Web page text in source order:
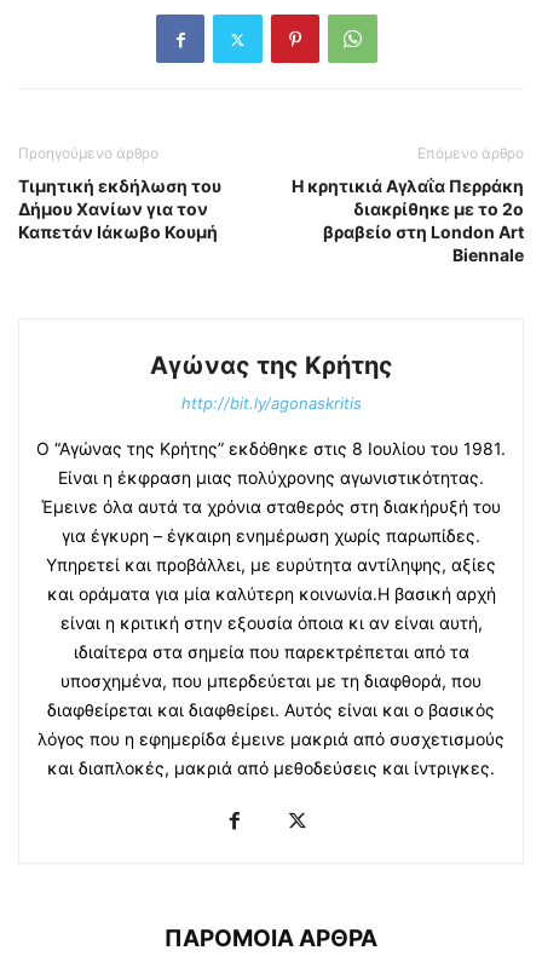
Προηγούμενο άρθρο
Τιμητική εκδήλωση του
Δήμου Χανίων για τον
Καπετάν Ιάκωβο Κουμή
Επόμενο άρθρο
Η κρητικιά Αγλαΐα Περράκη
διακρίθηκε με το 2ο
βραβείο στη London Art
Biennale
Αγώνας της Κρήτης
http://bit.ly/agonaskritis
Ο “Αγώνας της Κρήτης” εκδόθηκε στις 8 Ιουλίου του 1981.
Είναι η έκφραση μιας πολύχρονης αγωνιστικότητας.
Έμεινε όλα αυτά τα χρόνια σταθερός στη διακήρυξή του
για έγκυρη – έγκαιρη ενημέρωση χωρίς παρωπίδες.
Υπηρετεί και προβάλλει, με ευρύτητα αντίληψης, αξίες
και οράματα για μία καλύτερη κοινωνία.Η βασική αρχή
είναι η κριτική στην εξουσία όποια κι αν είναι αυτή,
ιδιαίτερα στα σημεία που παρεκτρέπεται από τα
υποσχημένα, που μπερδεύεται με τη διαφθορά, που
διαφθείρεται και διαφθείρει. Αυτός είναι και ο βασικός
λόγος που η εφημερίδα έμεινε μακριά από συσχετισμούς
και διαπλοκές, μακριά από μεθοδεύσεις και ίντριγκες.
ΠΑΡΟΜΟΙΑ ΑΡΘΡΑ